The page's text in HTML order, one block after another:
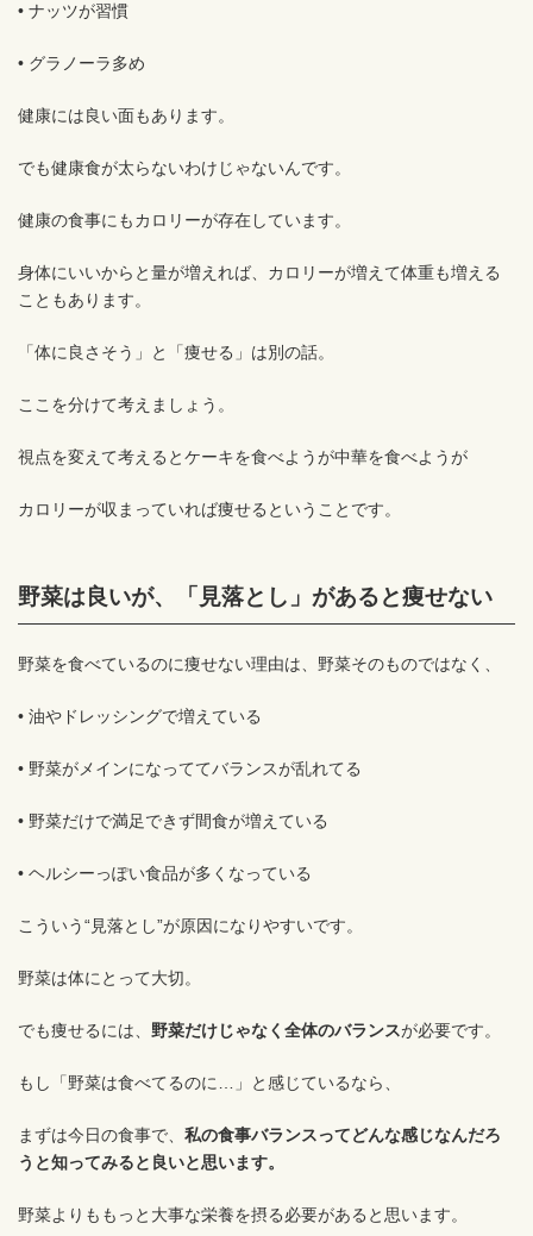
• ナッツが習慣
• グラノーラ多め
健康には良い面もあります。
でも健康食が太らないわけじゃないんです。
健康の食事にもカロリーが存在しています。
身体にいいからと量が増えれば、カロリーが増えて体重も増える
こともあります。
「体に良さそう」と「痩せる」は別の話。
ここを分けて考えましょう。
視点を変えて考えるとケーキを食べようが中華を食べようが
カロリーが収まっていれば痩せるということです。
野菜は良いが、「見落とし」があると痩せない
野菜を食べているのに痩せない理由は、野菜そのものではなく、
• 油やドレッシングで増えている
• 野菜がメインになっててバランスが乱れてる
• 野菜だけで満足できず間食が増えている
• ヘルシーっぽい食品が多くなっている
こういう“見落とし”が原因になりやすいです。
野菜は体にとって大切。
でも痩せるには、 野菜だけじゃなく全体のバランスが必要です。
もし「野菜は食べてるのに…」と感じているなら、
まずは今日の食事で、 私の食事バランスってどんな感じなんだろ
うと知ってみると良いと思います。
野菜よりももっと大事な栄養を摂る必要があると思います。